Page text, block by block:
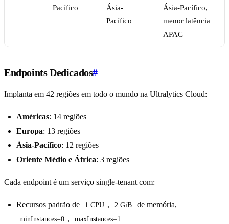
Pacífico
Ásia-
Pacífico
Ásia-Pacífico,
menor latência
APAC
Endpoints Dedicados#
Implanta em 42 regiões em todo o mundo na Ultralytics Cloud:
Américas: 14 regiões
Europa: 13 regiões
Ásia-Pacífico: 12 regiões
Oriente Médio e África: 3 regiões
Cada endpoint é um serviço single-tenant com:
Recursos padrão de 1 CPU , 2 GiB de memória,
minInstances=0 , maxInstances=1